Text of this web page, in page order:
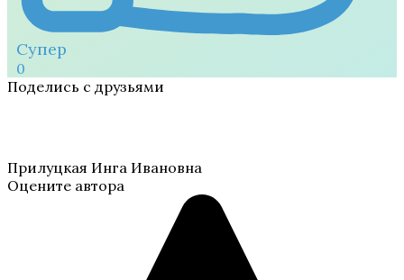
Супер
0
Поделись с друзьями
Прилуцкая Инга Ивановна
Оцените автора